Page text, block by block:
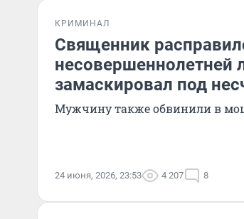
КРИМИНАЛ
Священник
несовершеннолетней
замаскировал под
Мужчину также обвинили в
24 июня, 2026, 23:53 4 207 8